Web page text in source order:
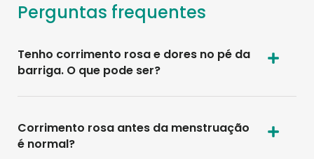
Perguntas frequentes
Tenho corrimento rosa e dores no pé da
barriga. O que pode ser?
Corrimento rosa antes da menstruação
é normal?